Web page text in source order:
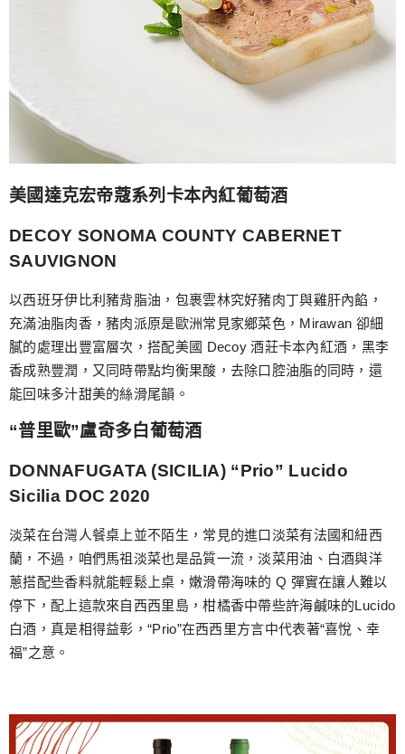
美國達克宏帝蔻系列卡本內紅葡萄酒
DECOY SONOMA COUNTY CABERNET
SAUVIGNON
以西班牙伊比利豬背脂油，包裹雲林究好豬肉丁與雞肝內餡，
充滿油脂肉香，豬肉派原是歐洲常見家鄉菜色，Mirawan 卻細
膩的處理出豐富層次，搭配美國 Decoy 酒莊卡本內紅酒，黑李
香成熟豐潤，又同時帶點均衡果酸，去除口腔油脂的同時，還
能回味多汁甜美的絲滑尾韻。
“普里歐”盧奇多白葡萄酒
DONNAFUGATA (SICILIA) “Prio” Lucido
Sicilia DOC 2020
淡菜在台灣人餐桌上並不陌生，常見的進口淡菜有法國和紐西
蘭，不過，咱們馬祖淡菜也是品質一流，淡菜用油、白酒與洋
蔥搭配些香料就能輕鬆上桌，嫩滑帶海味的 Q 彈實在讓人難以
停下，配上這款來自西西里島，柑橘香中帶些許海鹹味的Lucido
白酒，真是相得益彰，“Prio”在西西里方言中代表著“喜悅、幸
福”之意。